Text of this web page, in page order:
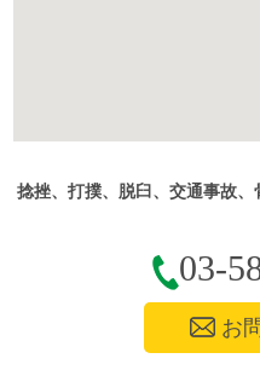
捻挫、打撲、脱臼、交通事故
03-
お